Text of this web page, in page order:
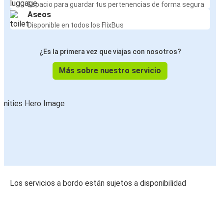
Espacio para guardar tus pertenencias de forma segura
Aseos
Disponible en todos los FlixBus
¿Es la primera vez que viajas con nosotros?
Más sobre nuestro servicio
Los servicios a bordo están sujetos a disponibilidad